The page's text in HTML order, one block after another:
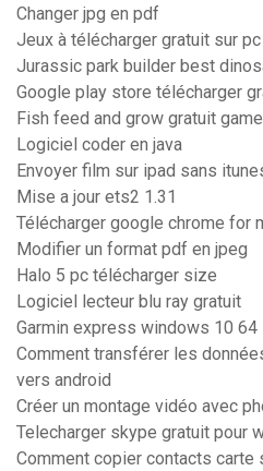
Changer jpg en pdf
Jeux à télécharger gratuit sur pc
Jurassic park builder best
Google play store télécharger
Fish feed and grow gratuit game
Logiciel coder en java
Envoyer film sur ipad sans
Mise a jour ets2 1.31
Télécharger google chrome for
Modifier un format pdf en jpeg
Halo 5 pc télécharger size
Logiciel lecteur blu ray gratuit
Garmin express windows 10 64
Comment transférer les
vers android
Créer un montage vidéo avec
Telecharger skype gratuit pour
Comment copier contacts carte